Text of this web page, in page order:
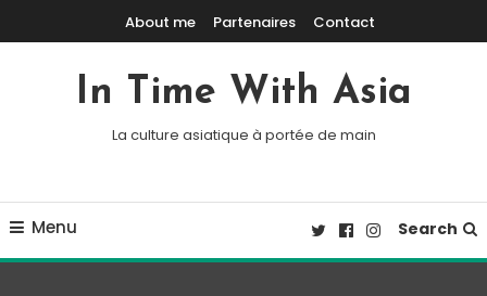
Skip To ContentAbout me Partenaires Contact
In Time With Asia
La culture asiatique à portée de main
Menu Search